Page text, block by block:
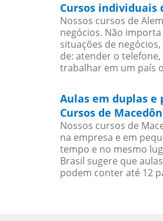
Cursos individuais
Nossos cursos de
negócios. Não
situações de
de: atender o
trabalhar em um país
Aulas em duplas e
Cursos de
Nossos cursos de
na empresa e em
tempo e no mesmo
Brasil sugere que
podem conter até 12